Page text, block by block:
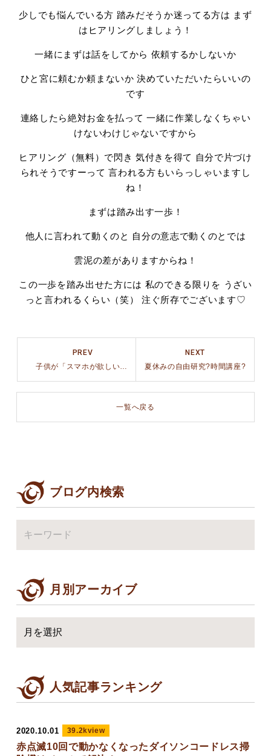
少しでも悩んでいる方 踏みだそうか迷ってる方は まず
はヒアリングしましょう！
一緒にまずは話をしてから 依頼するかしないか
ひと宮に頼むか頼まないか 決めていただいたらいいの
です
連絡したら絶対お金を払って 一緒に作業しなくちゃい
けないわけじゃないですから
ヒアリング（無料）で閃き 気付きを得て 自分で片づけ
られそうですーって 言われる方もいらっしゃいますし
ね！
まずは踏み出す一歩！
他人に言われて動くのと 自分の意志で動くのとでは
雲泥の差がありますからね！
この一歩を踏み出せた方には 私のできる限りを うざい
っと言われるくらい（笑） 注ぐ所存でございます♡
NEXT
夏休みの自由研究?時間講座?
PREV
子供が「スマホが欲しい」と言い出したので
一覧へ戻る
ブログ内検索
月別アーカイブ
人気記事ランキング
2020.10.01 39.2kview
赤点滅10回で動かなくなったダイソンコードレス掃